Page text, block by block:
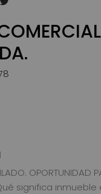
OPORTUNIDAD
significa inmueble